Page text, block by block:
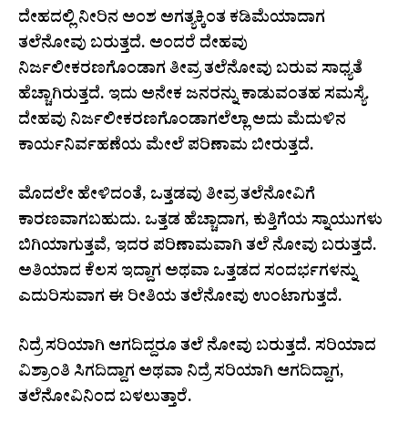
ದೇಹದಲ್ಲಿ ನೀರಿನ ಅಂಶ ಅಗತ್ಯಕ್ಕಿಂತ ಕಡಿಮೆಯಾದಾಗ
ತಲೆನೋವು ಬರುತ್ತದೆ. ಅಂದರೆ ದೇಹವು
ನಿರ್ಜಲೀಕರಣಗೊಂಡಾಗ ತೀವ್ರ ತಲೆನೋವು ಬರುವ ಸಾಧ್ಯತೆ
ಹೆಚ್ಚಾಗಿರುತ್ತದೆ. ಇದು ಅನೇಕ ಜನರನ್ನು ಕಾಡುವಂತಹ ಸಮಸ್ಯೆ.
ದೇಹವು ನಿರ್ಜಲೀಕರಣಗೊಂಡಾಗಲೆಲ್ಲಾ ಅದು ಮೆದುಳಿನ
ಕಾರ್ಯನಿರ್ವಹಣೆಯ ಮೇಲೆ ಪರಿಣಾಮ ಬೀರುತ್ತದೆ.
ಮೊದಲೇ ಹೇಳಿದಂತೆ, ಒತ್ತಡವು ತೀವ್ರ ತಲೆನೋವಿಗೆ
ಕಾರಣವಾಗಬಹುದು. ಒತ್ತಡ ಹೆಚ್ಚಾದಾಗ, ಕುತ್ತಿಗೆಯ ಸ್ನಾಯುಗಳು
ಬಿಗಿಯಾಗುತ್ತವೆ, ಇದರ ಪರಿಣಾಮವಾಗಿ ತಲೆ ನೋವು ಬರುತ್ತದೆ.
ಅತಿಯಾದ ಕೆಲಸ ಇದ್ದಾಗ ಅಥವಾ ಒತ್ತಡದ ಸಂದರ್ಭಗಳನ್ನು
ಎದುರಿಸುವಾಗ ಈ ರೀತಿಯ ತಲೆನೋವು ಉಂಟಾಗುತ್ತದೆ.
ನಿದ್ರೆ ಸರಿಯಾಗಿ ಆಗದಿದ್ದರೂ ತಲೆ ನೋವು ಬರುತ್ತದೆ. ಸರಿಯಾದ
ವಿಶ್ರಾಂತಿ ಸಿಗದಿದ್ದಾಗ ಅಥವಾ ನಿದ್ರೆ ಸರಿಯಾಗಿ ಆಗದಿದ್ದಾಗ,
ತಲೆನೋವಿನಿಂದ ಬಳಲುತ್ತಾರೆ.